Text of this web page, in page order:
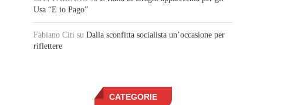
Usa “E io Pago”
Fabiano Citi su Dalla sconfitta socialista un’occasione per
riflettere
CATEGORIE